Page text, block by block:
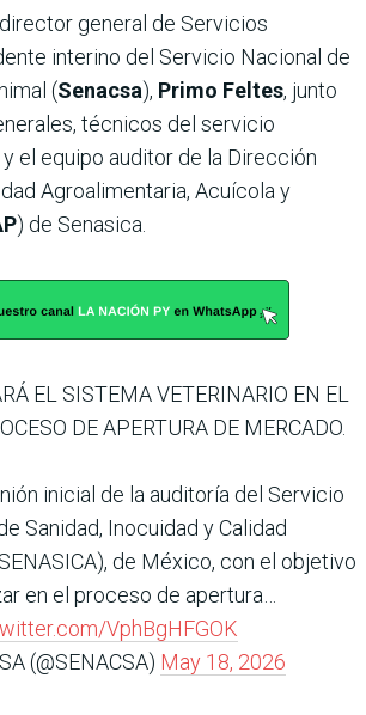
general de Servicios
interino del Servicio Nacional de
(Senacsa), Primo Feltes, junto
técnicos del servicio
el equipo auditor de la Dirección
Agroalimentaria, Acuícola y
) de Senasica.
EL SISTEMA VETERINARIO EN EL
DE APERTURA DE MERCADO.
inicial de la auditoría del Servicio
Sanidad, Inocuidad y Calidad
de México, con el objetivo
en el proceso de apertura…
VphBgHFGOK
(@SENACSA) May 18, 2026